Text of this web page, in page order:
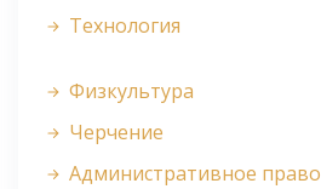
Технология
Физкультура
Черчение
Административное право